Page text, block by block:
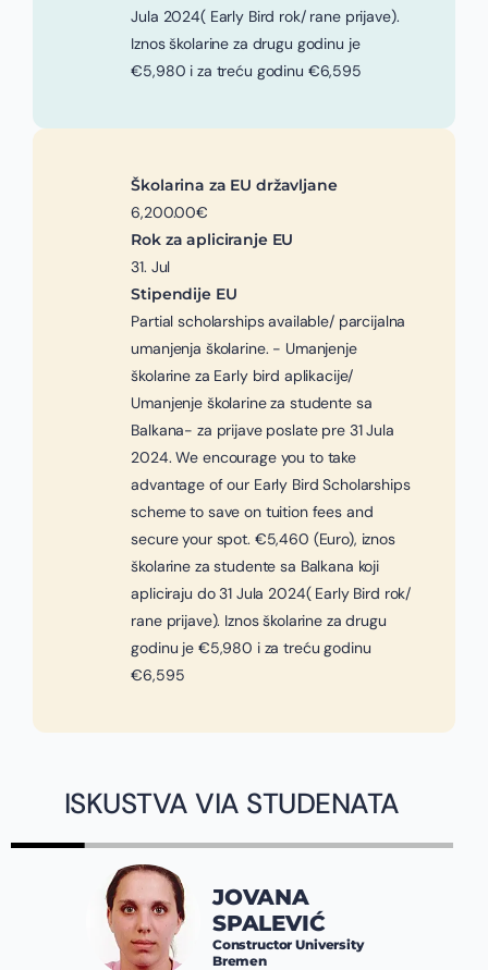
Jula 2024( Early Bird rok/ rane prijave).
Iznos školarine za drugu godinu je
€5,980 i za treću godinu €6,595
Školarina za EU državljane
6,200.00€
Rok za apliciranje EU
31. Jul
Stipendije EU
Partial scholarships available/ parcijalna
umanjenja školarine. - Umanjenje
školarine za Early bird aplikacije/
Umanjenje školarine za studente sa
Balkana- za prijave poslate pre 31 Jula
2024. We encourage you to take
advantage of our Early Bird Scholarships
scheme to save on tuition fees and
secure your spot. €5,460 (Euro), iznos
školarine za studente sa Balkana koji
apliciraju do 31 Jula 2024( Early Bird rok/
rane prijave). Iznos školarine za drugu
godinu je €5,980 i za treću godinu
€6,595
ISKUSTVA VIA STUDENATA
JOVANA
SPALEVIĆ
Constructor University
Bremen